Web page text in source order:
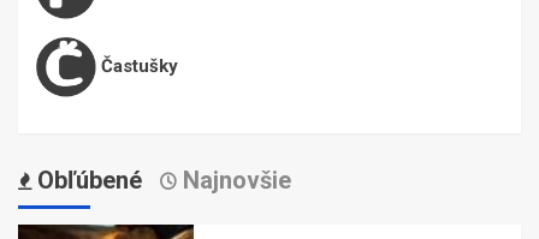
Častušky
Obľúbené Najnovšie